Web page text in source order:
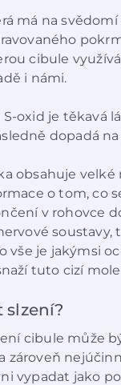
má na
cibule
i námi.
oxid je těkavá
dopadá
obsahuje
o tom, co
v rohovce
soustavy,
vše je jakýmsi
tuto cizí
slzení?
cibule může
zároveň
vypadat jako